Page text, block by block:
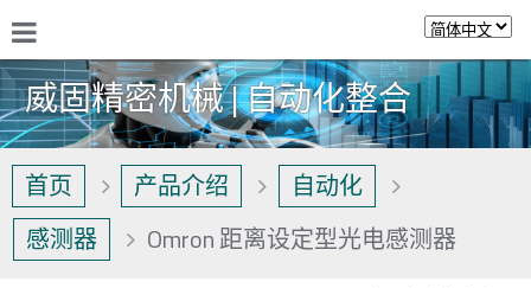
威固精密机械 | 自动化整合
首页 产品介绍
自动化
感测器
Omron 距离设定型光电感测器